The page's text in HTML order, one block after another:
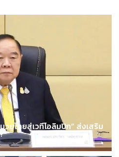
ยไทยสู่เวทีโอลิมปิก” ส่งเสริม